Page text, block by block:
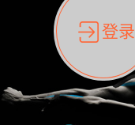
登录